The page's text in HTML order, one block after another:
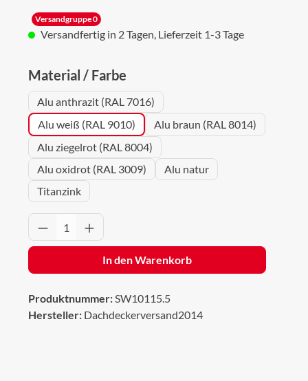
Versandgruppe 0
Versandfertig in 2 Tagen, Lieferzeit 1-3 Tage
Material / Farbe
Alu anthrazit (RAL 7016)
Alu weiß (RAL 9010)
Alu braun (RAL 8014)
Alu ziegelrot (RAL 8004)
Alu oxidrot (RAL 3009)
Alu natur
Titanzink
Produkt Anzahl: Gib den gewünschten
In den Warenkorb
Produktnummer:SW10115.5
Hersteller: Dachdeckerversand2014